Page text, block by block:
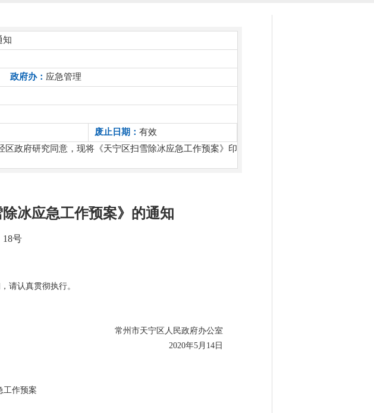
知
政府办： 应急管理
废止日期： 有效
政府研究同意，现将《天宁区扫雪除冰应急工作预案》印
冰应急工作预案》的通知
18号
请认真贯彻执行。
常州市天宁区人民政府办公室
2020年5月14日
工作预案